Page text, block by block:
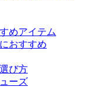
めアイテム
おすすめ
び方
ーズ